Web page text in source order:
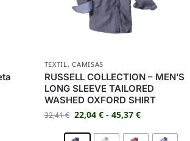
TEXTIL,CAMISAS
RUSSELL COLLECTION – MEN’S
LONG SLEEVE TAILORED
WASHED OXFORD SHIRT
32,41€ 22,04 € - 45,37 €